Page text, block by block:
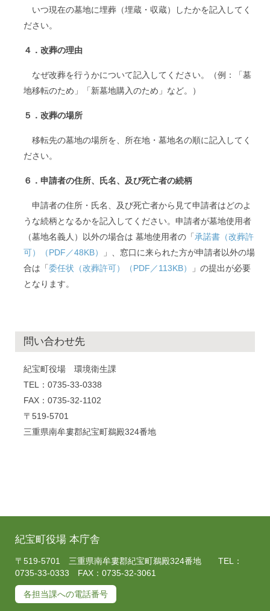
いつ現在の墓地に埋葬（埋蔵・収蔵）したかを記入してく
ださい。
４．改葬の理由
なぜ改葬を行うかについて記入してください。（例：「墓
地移転のため」「新墓地購入のため」など。）
５．改葬の場所
移転先の墓地の場所を、所在地・墓地名の順に記入してく
ださい。
６．申請者の住所、氏名、及び死亡者の続柄
申請者の住所・氏名、及び死亡者から見て申請者はどのよ
うな続柄となるかを記入してください。申請者が墓地使用者
（墓地名義人）以外の場合は 墓地使用者の「承諾書（改葬許
可）（PDF／48KB）
」、窓口に来られた方が申請者以外の場
合は「委任状（改葬許可）（PDF／113KB）
」の提出が必要
となります。
問い合わせ先
紀宝町役場 環境衛生課
TEL：0735-33-0338
FAX：0735-32-1102
〒519-5701
三重県南牟婁郡紀宝町鵜殿324番地
紀宝町役場 本庁舎
〒519-5701 三重県南牟婁郡紀宝町鵜殿324番地 TEL：
0735-33-0333 FAX：0735-32-3061
各担当課への電話番号